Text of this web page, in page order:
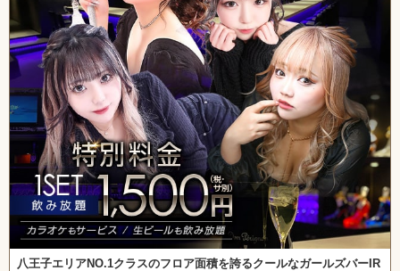
八王子エリアNO.1クラスのフロア面積を誇るクールなガールズバーIR